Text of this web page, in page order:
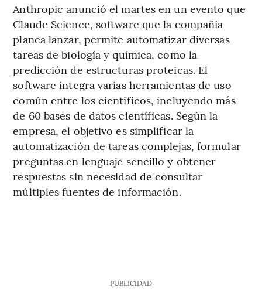
Anthropic anunció el martes en un evento que
Claude Science, software que la compañía
planea lanzar, permite automatizar diversas
tareas de biología y química, como la
predicción de estructuras proteicas. El
software integra varias herramientas de uso
común entre los científicos, incluyendo más
de 60 bases de datos científicas. Según la
empresa, el objetivo es simplificar la
automatización de tareas complejas, formular
preguntas en lenguaje sencillo y obtener
respuestas sin necesidad de consultar
múltiples fuentes de información.
PUBLICIDAD